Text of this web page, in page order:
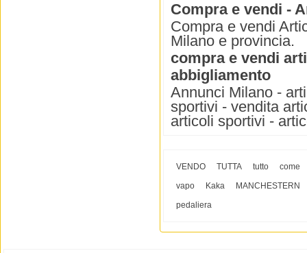
Compra e vendi -
Compra e vendi
Milano e provincia.
compra e vendi
abbigliamento
Annunci Milano -
sportivi - vendita
articoli sportivi -
VENDO TUTTA tutto
come
vapo
Kaka
MANCHESTERN
pedaliera